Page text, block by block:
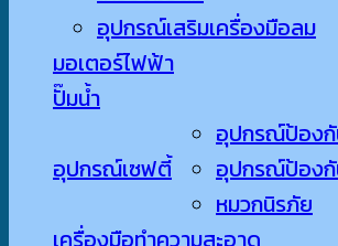
อุปกรณ์เสริมเครื่องมือลม
มอเตอร์ไฟฟ้า
ปั๊มน้ำ
อุปกรณ์เซฟตี้
อุปกรณ์ป้องกั
อุปกรณ์ป้อง
หมวกนิรภัย
เครื่องมือทำความสะอาด